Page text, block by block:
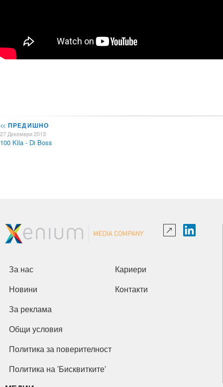
<< ПРЕДИШНО
27 Декември 2013
100 Kila - Di Boss
За нас Кариери
Новини Контакти
За реклама
Общи условия
Политика за поверителност
Политика на 'Бисквитките'